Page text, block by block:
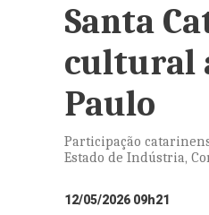
Santa
cultural
Paulo
Participação
Estado de Indústria,
12/05/2026 09h21